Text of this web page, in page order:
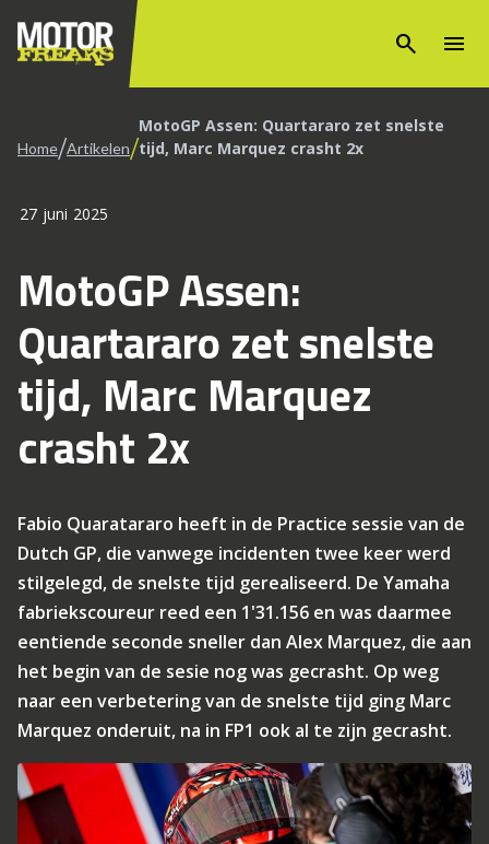
search menu
Home/Artikelen/MotoGP Assen: Quartararo zet snelste
tijd, Marc Marquez crasht 2x
27 juni 2025
MotoGP Assen:
Quartararo zet snelste
tijd, Marc Marquez
crasht 2x
Fabio Quaratararo heeft in de Practice sessie van de
Dutch GP, die vanwege incidenten twee keer werd
stilgelegd, de snelste tijd gerealiseerd. De Yamaha
fabriekscoureur reed een 1'31.156 en was daarmee
eentiende seconde sneller dan Alex Marquez, die aan
het begin van de sesie nog was gecrasht. Op weg
naar een verbetering van de snelste tijd ging Marc
Marquez onderuit, na in FP1 ook al te zijn gecrasht.